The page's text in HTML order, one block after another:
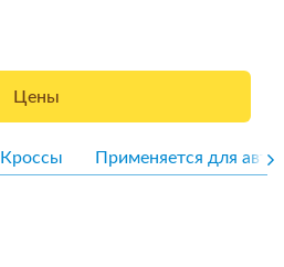
Цены
Кроссы Применяется для авто